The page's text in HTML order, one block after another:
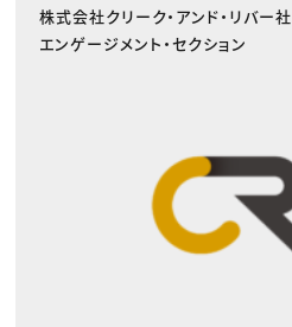
株式会社クリーク・アンド・リバー社
エンゲージメント・セクション